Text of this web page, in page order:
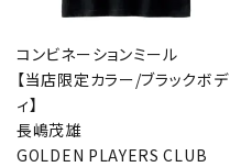
コンビネーションミール
【当店限定カラー/ブラックボデ
ィ】
長嶋茂雄
GOLDEN PLAYERS CLUB